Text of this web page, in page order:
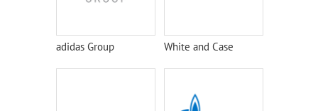
adidas Group White and Case